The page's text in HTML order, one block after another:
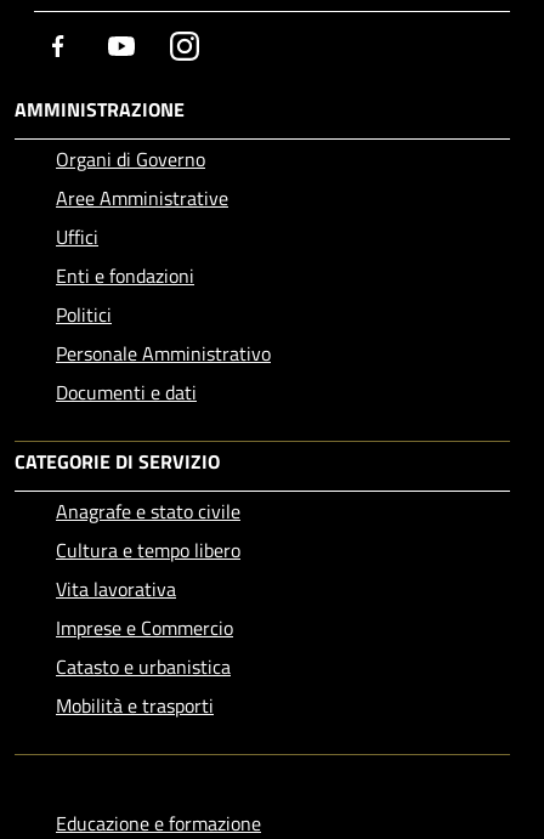
Facebook YoutubeInstagram
AMMINISTRAZIONE
Organi di Governo
Aree Amministrative
Uffici
Enti e fondazioni
Politici
Personale Amministrativo
Documenti e dati
CATEGORIE DI SERVIZIO
Anagrafe e stato civile
Cultura e tempo libero
Vita lavorativa
Imprese e Commercio
Catasto e urbanistica
Mobilità e trasporti
Educazione e formazione